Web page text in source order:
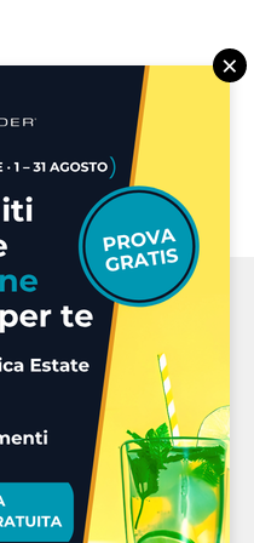
per noi
utili! »
×